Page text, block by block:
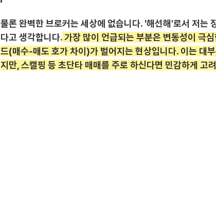
물론 완벽한 브로커는 세상에 없습니다. '해선해'로서 저는
다고 생각합니다. 가장 많이 언급되는 부분은 변동성이 극
드(매수-매도 호가 차이)가 벌어지는 현상입니다. 이는 대
지만, 스캘핑 등 초단타 매매를 주로 하신다면 민감하게 고